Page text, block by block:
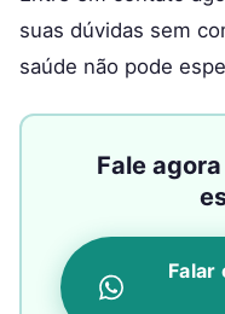
suas dúvidas sem
saúde não pode
Fale
Falar